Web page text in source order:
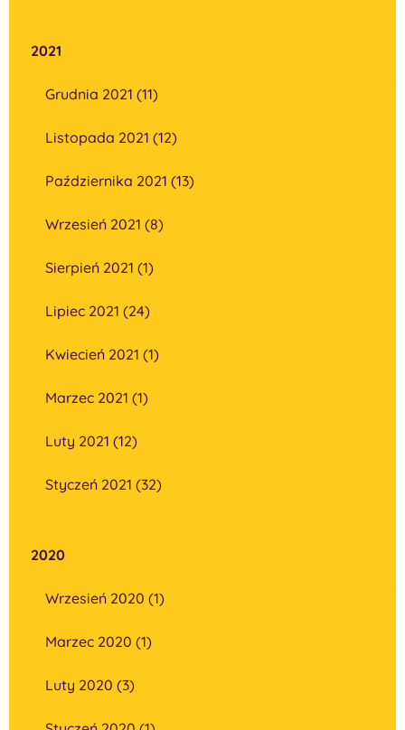
2021
Grudnia 2021 (11)
Listopada 2021 (12)
Października 2021 (13)
Wrzesień 2021 (8)
Sierpień 2021 (1)
Lipiec 2021 (24)
Kwiecień 2021 (1)
Marzec 2021 (1)
Luty 2021 (12)
Styczeń 2021 (32)
2020
Wrzesień 2020 (1)
Marzec 2020 (1)
Luty 2020 (3)